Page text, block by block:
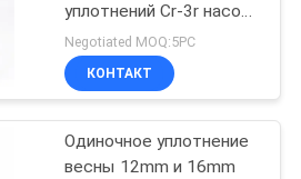
уплотнений Cr-3r насоса
отверстий 12MM
Grundfos
Negotiated MOQ:5PC
КОНТАКТ
Одиночное уплотнение
весны 12mm и 16mm